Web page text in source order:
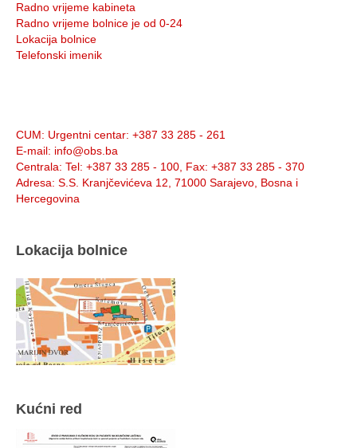
Radno vrijeme kabineta
Radno vrijeme bolnice je od 0-24
Lokacija bolnice
Telefonski imenik
CUM: Urgentni centar: +387 33 285 - 261
E-mail: info@obs.ba
Centrala: Tel: +387 33 285 - 100, Fax: +387 33 285 - 370
Adresa: S.S. Kranjčevićeva 12, 71000 Sarajevo, Bosna i
Hercegovina
Lokacija bolnice
Kućni red